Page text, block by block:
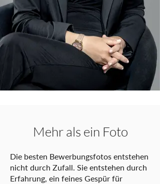
Mehr als ein Foto
Die besten Bewerbungsfotos entstehen
nicht durch Zufall. Sie entstehen durch
Erfahrung, ein feines Gespür für